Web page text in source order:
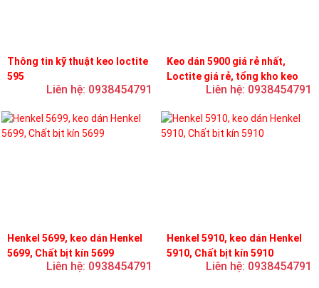
Thông tin kỹ thuật keo loctite
595
Liên hệ: 0938454791
Keo dán 5900 giá rẻ nhất,
Loctite giá rẻ, tổng kho keo
Liên hệ: 0938454791
Henkel 5699, keo dán Henkel
5699, Chất bịt kín 5699
Liên hệ: 0938454791
Henkel 5910, keo dán Henkel
5910, Chất bịt kín 5910
Liên hệ: 0938454791